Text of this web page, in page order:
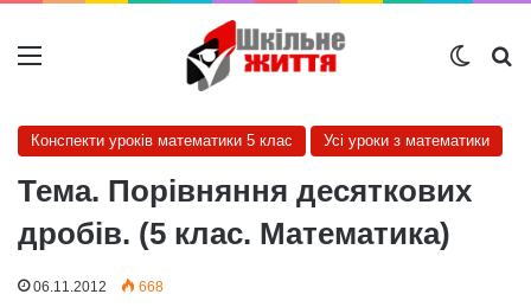
Меню
Конспекти уроків математики 5 клас Усі уроки з математики
Тема. Порівняння десяткових
дробів. (5 клас. Математика)
06.11.2012 668